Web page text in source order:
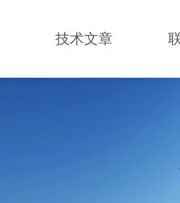
技术文章